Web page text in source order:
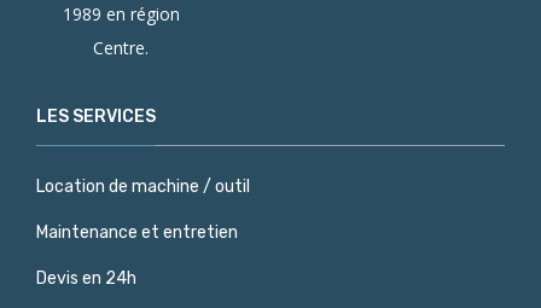
1989 en région
Centre.
LES SERVICES
Location de machine / outil
Maintenance et entretien
Devis en 24h